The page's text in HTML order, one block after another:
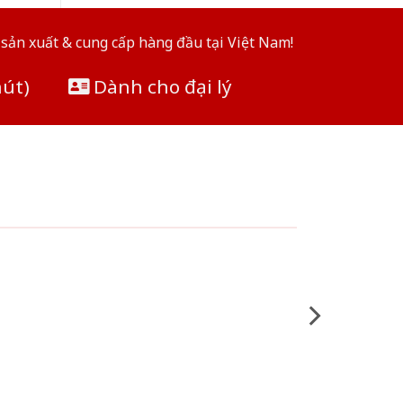
xuất & cung cấp hàng đầu tại Việt Nam!
Dành cho đại lý